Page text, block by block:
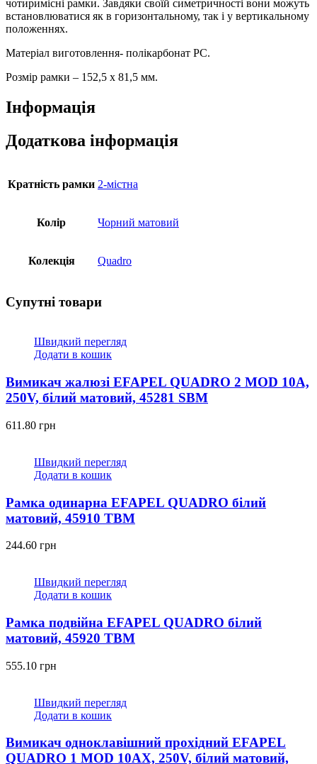
чотиримісні рамки. Завдяки своїй симетричності вони можуть
встановлюватися як в горизонтальному, так і у вертикальному
положеннях.
Матеріал виготовлення- полікарбонат PC.
Розмір рамки – 152,5 х 81,5 мм.
Інформація
Додаткова інформація
Кратність рамки 2-містна
Колір Чорний матовий
Колекція Quadro
Супутні товари
Швидкий перегляд
Додати в кошик
Вимикач жалюзі EFAPEL QUADRO 2 MOD 10A,
250V, білий матовий, 45281 SBM
611.80 грн
Швидкий перегляд
Додати в кошик
Рамка одинарна EFAPEL QUADRO білий
матовий, 45910 TBM
244.60 грн
Швидкий перегляд
Додати в кошик
Рамка подвійна EFAPEL QUADRO білий
матовий, 45920 TBM
555.10 грн
Швидкий перегляд
Додати в кошик
Вимикач одноклавішний прохідний EFAPEL
QUADRO 1 MOD 10АХ, 250V, білий матовий,